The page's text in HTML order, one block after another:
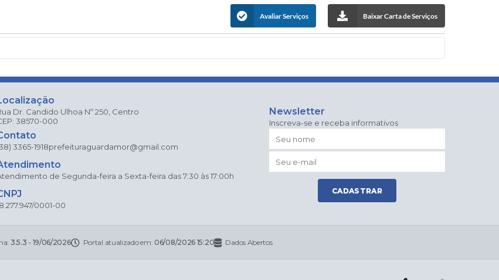
Avaliar Serviços Baixar Carta de Serviços
Dr. Candido Ulhoa Nº 250, Centro
38570-000
3365-1918prefeituraguardamor@gmail.com
de Segunda-feira a Sexta-feira das 7:30 às 17:00h
0001-00
Newsletter
Inscreva-se e receba informativos
CADASTRAR
3.5.3 - 19/06/2026 Portal atualizado em: 06/08/2026 15:20 Dados Abertos